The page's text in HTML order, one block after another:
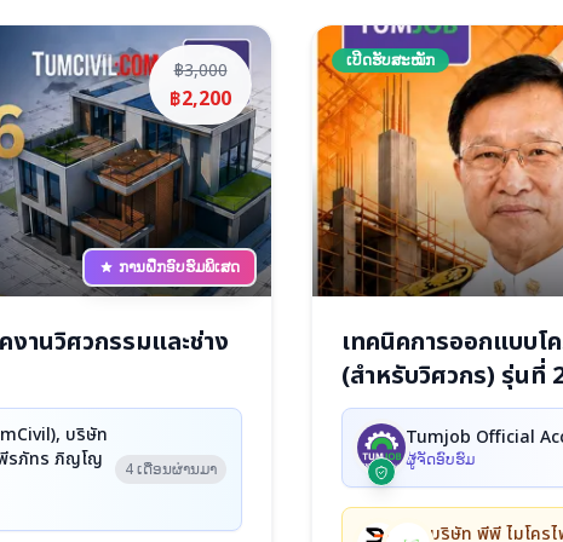
฿3,000
฿2,200
งานวิศวกรรมและช่าง
ການຝຶກອົບຮົມພິເສດ
บริษัท
พีรภัทร ภิญโญ
4 ເດືອນຜ່ານມາ
ເປີດຮັບສະໝັກ
เทคนิคการออกแบบโ
(สำหรับวิศวกร) รุ่นที่
Tumjob Official
ຜູ້ຈັດອົບຮົມ
บริษัท พีพี ไมโคร